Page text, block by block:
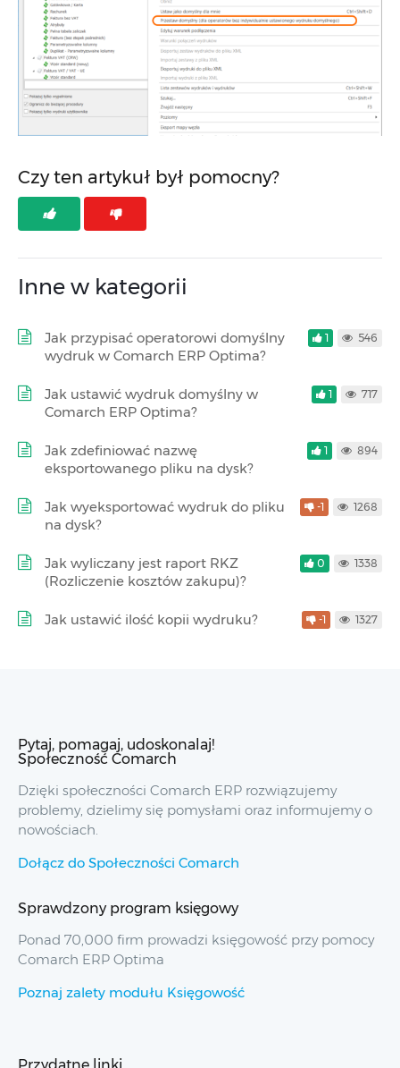
Czy ten artykuł był pomocny?
Inne w kategorii
Jak przypisać operatorowi domyślny
wydruk w Comarch ERP Optima?
1 546
Jak ustawić wydruk domyślny w
Comarch ERP Optima?
1 717
Jak zdefiniować nazwę
eksportowanego pliku na dysk?
1 894
Jak wyeksportować wydruk do pliku
na dysk?
-1 1268
Jak wyliczany jest raport RKZ
(Rozliczenie kosztów zakupu)?
0 1338
Jak ustawić ilość kopii wydruku? -1 1327
Pytaj, pomagaj, udoskonalaj!
Społeczność Comarch
Dzięki społeczności Comarch ERP rozwiązujemy
problemy, dzielimy się pomysłami oraz informujemy o
nowościach.
Dołącz do Społeczności Comarch
Sprawdzony program księgowy
Ponad 70,000 firm prowadzi księgowość przy pomocy
Comarch ERP Optima
Poznaj zalety modułu Księgowość
Przydatne linki